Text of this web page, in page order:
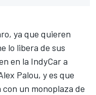
ya que quieren
lo libera de sus
en la IndyCar a
Palou, y es que
un monoplaza de